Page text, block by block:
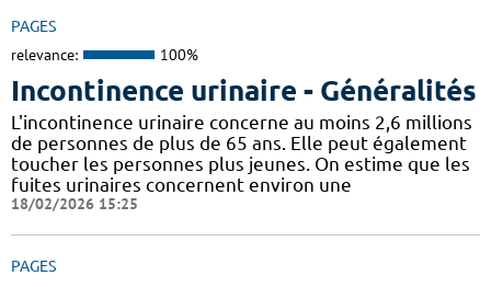
PAGES
relevance: 100%
Incontinence urinaire - Généralités
L'incontinence urinaire concerne au moins 2,6 millions
de personnes de plus de 65 ans. Elle peut également
toucher les personnes plus jeunes. On estime que les
fuites urinaires concernent environ une
18/02/2026 15:25
PAGES